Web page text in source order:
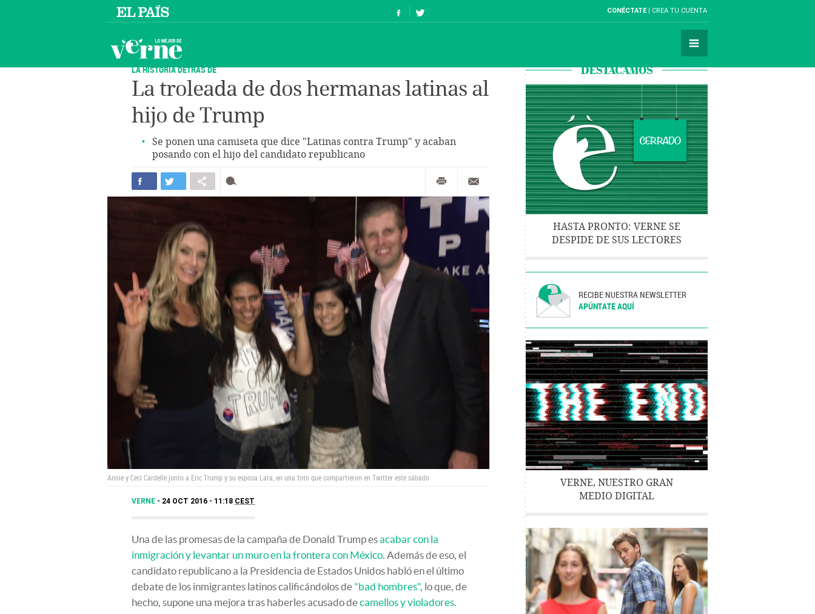
CONÉCTATE CREA TU CUENTA
LA HISTORIA DETRÁS DE
La troleada de dos hermanas latinas al
hijo de Trump
Se ponen una camiseta que dice "Latinas contra Trump" y acaban
posando con el hijo del candidato republicano
Annie y Ceci Cardelle junto a Eric Trump y su esposa Lara, en una foto que compartieron en Twitter este sábado
VERNE 24 OCT 2016 - 11:18 CEST
Una de las promesas de la campaña de Donald Trump esacabar con la
inmigración y levantar un muro en la frontera con México. Además de eso, el
candidato republicano a la Presidencia de Estados Unidos habló en el último
debate de los inmigrantes latinos calificándolos de "bad hombres", lo que, de
hecho, supone una mejora tras haberles acusado decamellos y violadores.
DESTACAMOS
HASTA PRONTO: VERNE SE
DESPIDE DE SUS LECTORES
RECIBE NUESTRA NEWSLETTER
APÚNTATE AQUÍ
VERNE, NUESTRO GRAN
MEDIO DIGITAL